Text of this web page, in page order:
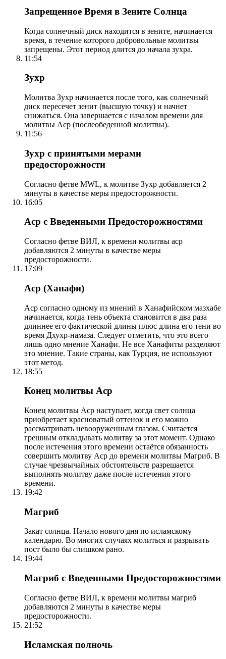
Запрещенное Время в Зените Солнца
Когда солнечный диск находится в зените, начинается
время, в течение которого добровольные молитвы
запрещены. Этот период длится до начала зухра.
11:54
Зухр
Молитва Зухр начинается после того, как солнечный
диск пересечет зенит (высшую точку) и начнет
снижаться. Она завершается с началом времени для
молитвы Аср (послеобеденной молитвы).
11:56
Зухр с принятыми мерами
предосторожности
Согласно фетве MWL, к молитве Зухр добавляется 2
минуты в качестве меры предосторожности.
16:05
Аср с Введенными Предосторожностями
Согласно фетве ВИЛ, к времени молитвы аср
добавляются 2 минуты в качестве меры
предосторожности.
17:09
Аср (Ханафи)
Аср согласно одному из мнений в Ханафийском мазхабе
начинается, когда тень объекта становится в два раза
длиннее его фактической длины плюс длина его тени во
время Дхухр-намаза. Следует отметить, что это всего
лишь одно мнение Ханафи. Не все Ханафиты разделяют
это мнение. Такие страны, как Турция, не используют
этот метод.
18:55
Конец молитвы Аср
Конец молитвы Аср наступает, когда свет солнца
приобретает красноватый оттенок и его можно
рассматривать невооруженным глазом. Считается
грешным откладывать молитву за этот момент. Однако
после истечения этого времени остаётся обязанность
совершить молитву Аср до времени молитвы Магриб. В
случае чрезвычайных обстоятельств разрешается
выполнять молитву даже после истечения этого
времени.
19:42
Магриб
Закат солнца. Начало нового дня по исламскому
календарю. Во многих случаях молиться и разрывать
пост было бы слишком рано.
19:44
Магриб с Введенными Предосторожностями
Согласно фетве ВИЛ, к времени молитвы магриб
добавляются 2 минуты в качестве меры
предосторожности.
21:52
Исламская полночь